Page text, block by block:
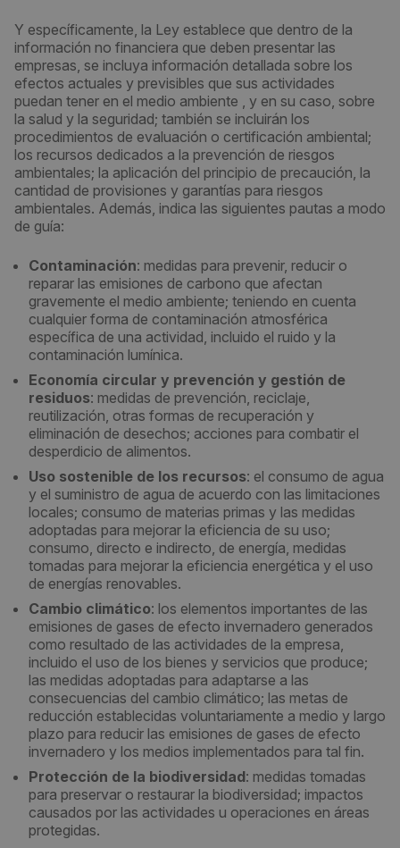
Y específicamente, la Ley establece que dentro de la
información no financiera que deben presentar las
empresas, se incluya información detallada sobre los
efectos actuales y previsibles que sus actividades
puedan tener en el medio ambiente , y en su caso, sobre
la salud y la seguridad; también se incluirán los
procedimientos de evaluación o certificación ambiental;
los recursos dedicados a la prevención de riesgos
ambientales; la aplicación del principio de precaución, la
cantidad de provisiones y garantías para riesgos
ambientales. Además, indica las siguientes pautas a modo
de guía:
Contaminación: medidas para prevenir, reducir o
reparar las emisiones de carbono que afectan
gravemente el medio ambiente; teniendo en cuenta
cualquier forma de contaminación atmosférica
específica de una actividad, incluido el ruido y la
contaminación lumínica.
Economía circular y prevención y gestión de
residuos: medidas de prevención, reciclaje,
reutilización, otras formas de recuperación y
eliminación de desechos; acciones para combatir el
desperdicio de alimentos.
Uso sostenible de los recursos: el consumo de agua
y el suministro de agua de acuerdo con las limitaciones
locales; consumo de materias primas y las medidas
adoptadas para mejorar la eficiencia de su uso;
consumo, directo e indirecto, de energía, medidas
tomadas para mejorar la eficiencia energética y el uso
de energías renovables.
Cambio climático: los elementos importantes de las
emisiones de gases de efecto invernadero generados
como resultado de las actividades de la empresa,
incluido el uso de los bienes y servicios que produce;
las medidas adoptadas para adaptarse a las
consecuencias del cambio climático; las metas de
reducción establecidas voluntariamente a medio y largo
plazo para reducir las emisiones de gases de efecto
invernadero y los medios implementados para tal fin.
Protección de la biodiversidad: medidas tomadas
para preservar o restaurar la biodiversidad; impactos
causados por las actividades u operaciones en áreas
protegidas.